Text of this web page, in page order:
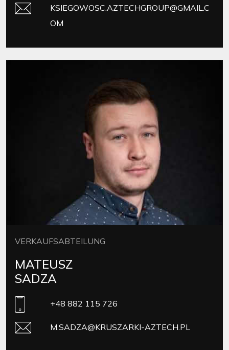
KSIEGOWOSC.AZTECHGROUP@GMAIL.C
OM
VERKAUFSABTEILUNG
MATEUSZ
SADZA
+48 882 115 726
M.SADZA@KRUSZARKI-AZTECH.PL